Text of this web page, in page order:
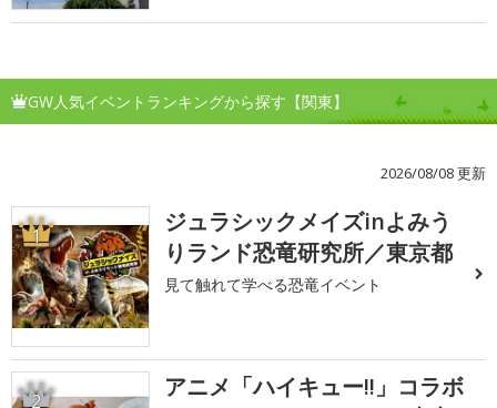
GW人気イベントランキングから探す【関東】
2026/08/08 更新
1
ジュラシックメイズinよみう
りランド恐竜研究所／東京都
見て触れて学べる恐竜イベント
2
アニメ「ハイキュー!!」コラボ